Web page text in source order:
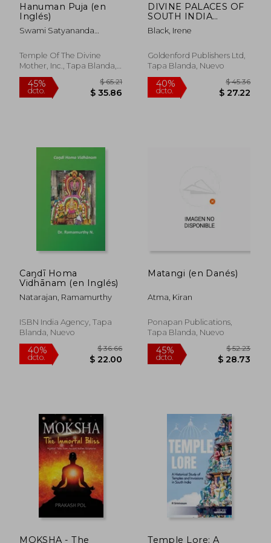
45% 45%
dcto.
Hanuman Puja (en
Inglés)
Swami Satyananda
Temple Of The Divine
Mother, Inc., Tapa Blanda,
Nuevo
45%
DIVINE PALACES OF
SOUTH INDIA
Volume 2: The
Dancing Temples of
Black, Irene
Goldenford Publishers Ltd,
Tapa Blanda, Nuevo
40%
Caŋdī Homa
Vidhānam (en Inglés)
Natarajan, Ramamurthy
ISBN India Agency, Tapa
Blanda, Nuevo
Matangi (en Danés)
Atma, Kiran
Ponapan Publications,
Tapa Blanda, Nuevo
MOKSHA - The Temple Lore: A